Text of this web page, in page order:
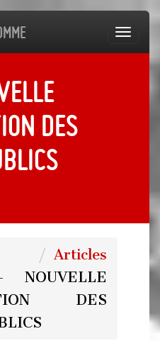
DES
Articles
NOUVELLE
DES